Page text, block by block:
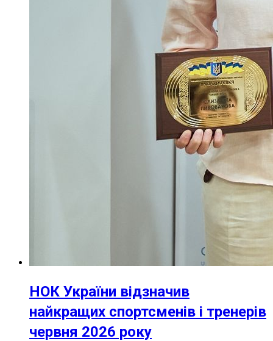
НОК України відзначив
найкращих спортсменів і тренерів
червня 2026 року